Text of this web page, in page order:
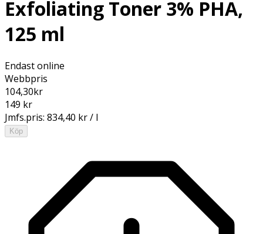
Exfoliating Toner 3% PHA,
125 ml
Endast online
Webbpris
104,30kr
149 kr
Jmfs.pris: 834,40 kr / l
Köp